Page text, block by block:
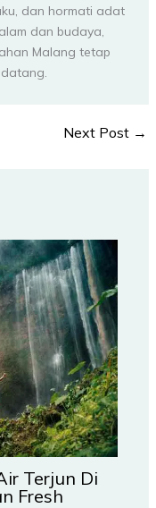
dan hormati adat
dan budaya,
Malang tetap
Next Post →
Terjun Di
Fresh